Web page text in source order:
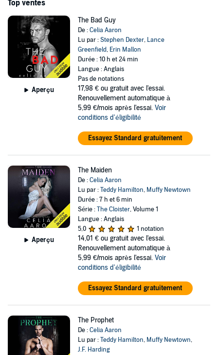
Top ventes
Aperçu
The Bad Guy
De :Celia Aaron
Lu par :Stephen Dexter, Lance
Greenfield, Erin Mallon
Durée : 10 h et 24 min
Langue : Anglais
Pas de notations
17,98 € ou gratuit avec l'essai.
Renouvellement automatique à
5,99 €/mois après l'essai. Voir
conditions d'éligibilité
Essayez Standard gratuitement
Aperçu
The Maiden
De :Celia Aaron
Lu par :Teddy Hamilton, Muffy Newtown
Durée : 7 h et 6 min
Série :The Cloister, Volume 1
Langue : Anglais
5,0
1 notation
14,01 € ou gratuit avec l'essai.
Renouvellement automatique à
5,99 €/mois après l'essai. Voir
conditions d'éligibilité
Essayez Standard gratuitement
The Prophet
De :Celia Aaron
Lu par :Teddy Hamilton, Muffy Newtown,
J.F. Harding